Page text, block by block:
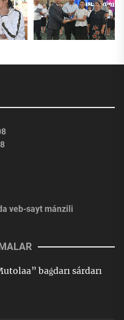
veb-sayt mánzili
baǵdarı sárdarı